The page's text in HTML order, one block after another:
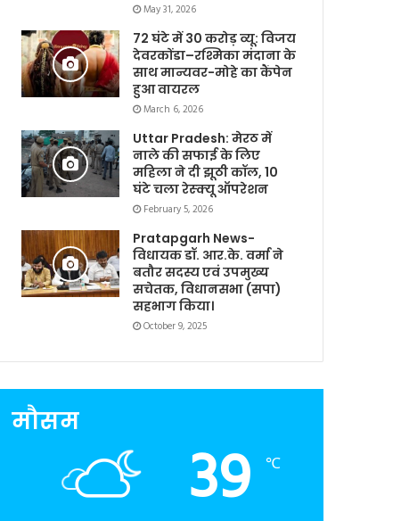
May 31, 2026
72 घंटे में 30 करोड़ व्यू: विजय
देवरकोंडा–रश्मिका मंदाना के
साथ मान्यवर-मोहे का कैंपेन
हुआ वायरल
March 6, 2026
Uttar Pradesh: मेरठ में
नाले की सफाई के लिए
महिला ने दी झूठी कॉल, 10
घंटे चला रेस्क्यू ऑपरेशन
February 5, 2026
Pratapgarh News-
विधायक डॉ. आर.के. वर्मा ने
बतौर सदस्य एवं उपमुख्य
सचेतक, विधानसभा (सपा)
सहभाग किया।
October 9, 2025
मौसम
39 ℃